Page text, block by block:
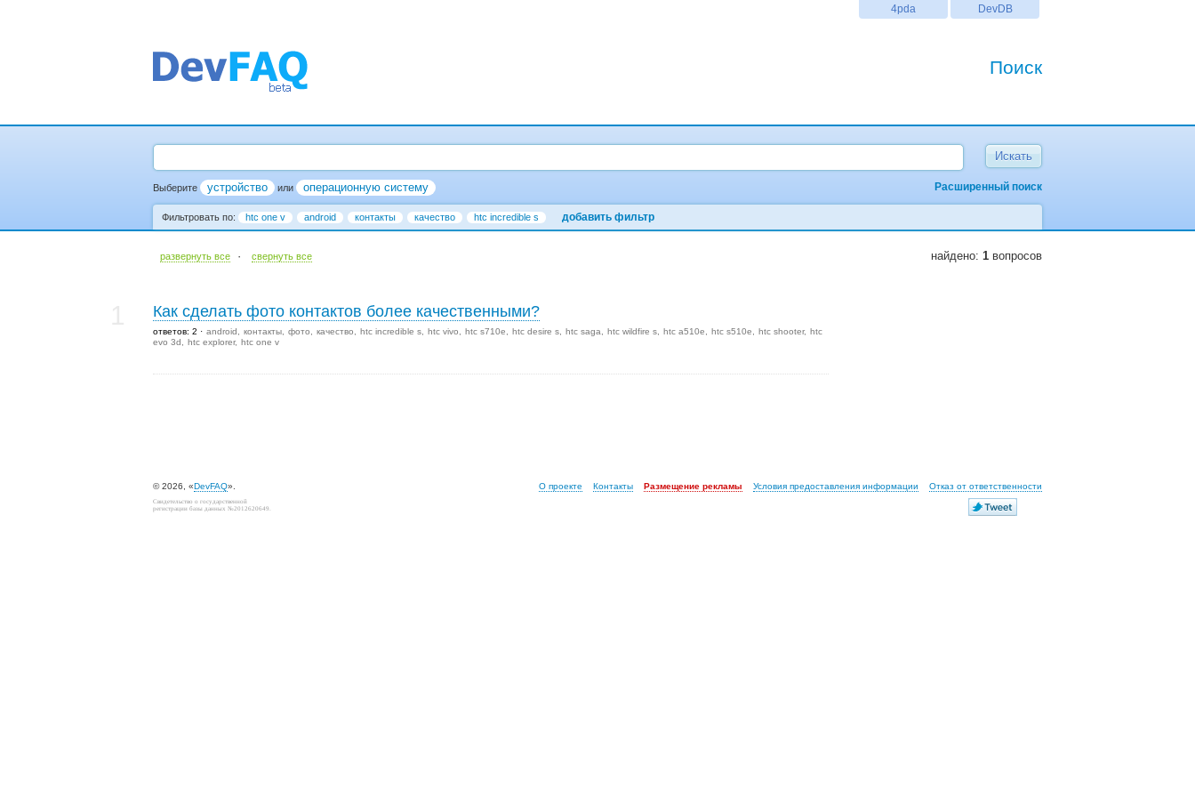
DevDB
4pda
Поиск
Выберите устройство Расширенный поиск
или операционную систему
Фильтровать по: htc one v android контакты качество htc incredible s добавить фильтр
развернуть все · cвернуть все найдено: 1 вопросов
Как сделать фото контактов более качественными?
ответов: 2 android контакты фото качество htc incredible s htc vivo htc s710e htc desire s htc saga htc wildfire s htc a510e htc s510e htc shooter
htc
evo 3d
htc explorer htc one v
© 2026, «DevFAQ». О проекте Контакты Размещение рекламы Условия предоставления информации Отказ от ответственности
Свидетельство о государственной
регистрации базы данных №2012620649.